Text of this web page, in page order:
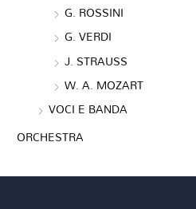
G. ROSSINI
G. VERDI
J. STRAUSS
W. A. MOZART
VOCI E BANDA
ORCHESTRA